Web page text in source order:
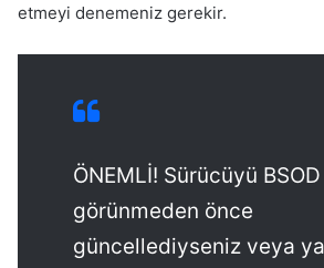
etmeyi denemeniz gerekir.
ÖNEMLİ! Sürücüyü BSOD
görünmeden önce
güncellediyseniz veya